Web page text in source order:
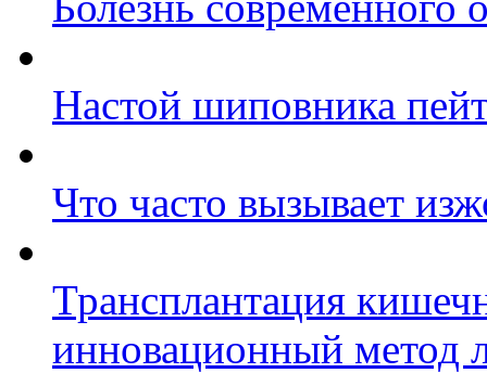
Настой шиповника
Что часто вызывает
Трансплантация
инновационный метод